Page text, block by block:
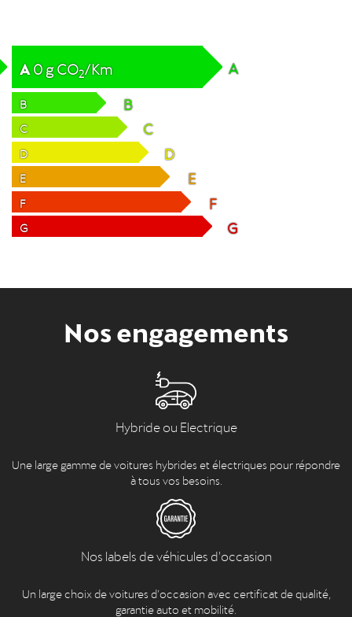
A0gCO2/Km A
B B
C C
D D
E E
F F
G G
Nos engagements
Hybride ou Electrique
Une large gamme de voitures hybrides et électriques pour répondre
à tous vos besoins.
Nos labels de véhicules d'occasion
Un large choix de voitures d’occasion avec certificat de qualité,
garantie auto et mobilité.